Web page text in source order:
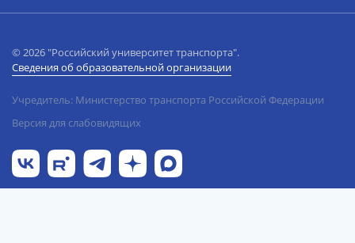
© 2026 "Российский университет транспорта".
Сведения об образовательной организации
Учредитель: Министерство транспорта Российской Федерации
Версия для слабовидящих